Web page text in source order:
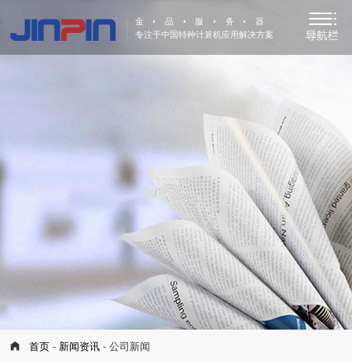
金•品•服•务•器
专注于中国特种计算机应用解决方案
首页 - 新闻资讯- 公司新闻